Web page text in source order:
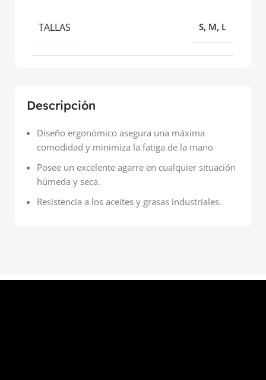
Descripción
Diseño ergonómico asegura una máxima
comodidad y minimiza la fatiga de la mano
Posee un excelente agarre en cualquier situación
húmeda y seca.
Resistencia a los aceites y grasas industriales.
TALLAS S, M, L